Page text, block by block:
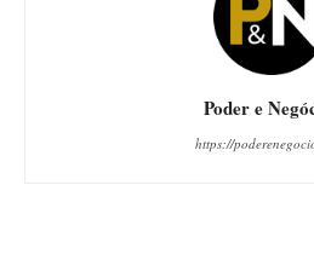
Poder e
https://